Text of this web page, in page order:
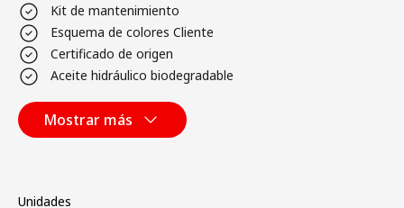
Kit de mantenimiento
Esquema de colores Cliente
Certificado de origen
Aceite hidráulico biodegradable
Mostrar más
Unidades